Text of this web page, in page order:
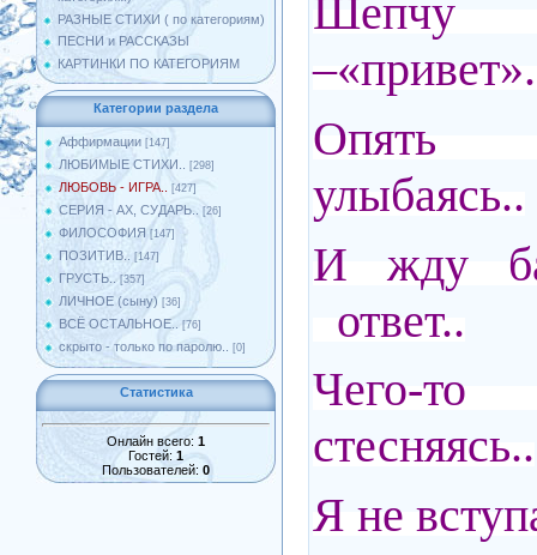
РАЗНЫЕ СТИХИ ( по категориям)
ПЕСНИ и РАССКАЗЫ
КАРТИНКИ ПО КАТЕГОРИЯМ
Категории раздела
Аффирмации [147]
ЛЮБИМЫЕ СТИХИ.. [298]
ЛЮБОВЬ - ИГРА.. [427]
СЕРИЯ - АХ, СУДАРЬ.. [26]
ФИЛОСОФИЯ [147]
ПОЗИТИВ.. [147]
ГРУСТЬ.. [357]
ЛИЧНОЕ (сыну) [36]
ВСЁ ОСТАЛЬНОЕ.. [76]
скрыто - только по паролю.. [0]
Статистика
Онлайн всего: 1
Гостей: 1
Пользователей: 0
Шепчу
Опять
улыбаясь..
И жду
ответ..
Чего-
стесняясь..
Я не